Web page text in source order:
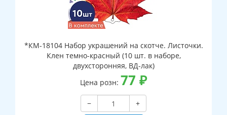
*КМ-18104 Набор украшений на скотче. Листочки.
Клен темно-красный (10 шт. в наборе,
двухсторонняя, ВД-лак)
Цена розн: 77 ₽
−
+